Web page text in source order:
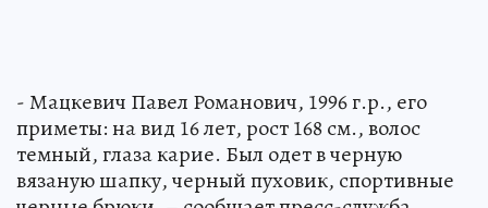
- Мацкевич Павел Романович, 1996 г.р., его
приметы: на вид 16 лет, рост 168 см., волос
темный, глаза карие. Был одет в черную
вязаную шапку, черный пуховик, спортивные